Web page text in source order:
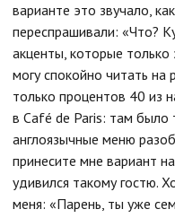
варианте это звучало,
переспрашивали: «Что?
акценты, которые только
могу спокойно читать на
только процентов 40 из
в Café de Paris: там было
англоязычные меню
принесите мне вариант
удивился такому гостю.
меня: «Парень, ты уже